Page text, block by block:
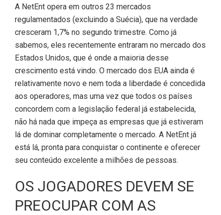
A NetEnt opera em outros 23 mercados
regulamentados (excluindo a Suécia), que na verdade
cresceram 1,7% no segundo trimestre. Como já
sabemos, eles recentemente entraram no mercado dos
Estados Unidos, que é onde a maioria desse
crescimento está vindo. O mercado dos EUA ainda é
relativamente novo e nem toda a liberdade é concedida
aos operadores, mas uma vez que todos os países
concordem com a legislação federal já estabelecida,
não há nada que impeça as empresas que já estiveram
lá de dominar completamente o mercado. A NetEnt já
está lá, pronta para conquistar o continente e oferecer
seu conteúdo excelente a milhões de pessoas.
OS JOGADORES DEVEM SE
PREOCUPAR COM AS